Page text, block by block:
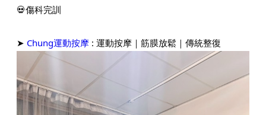
💀傷科完訓
➤ Chung運動按摩 : 運動按摩｜筋膜放鬆｜傳統整復